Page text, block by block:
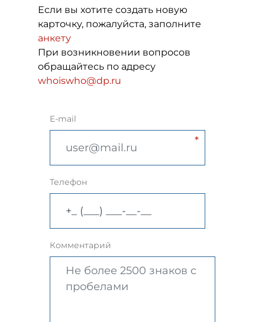
Если вы хотите создать новую
карточку, пожалуйста, заполните
анкету
При возникновении вопросов
обращайтесь по адресу
whoiswho@dp.ru
E-mail
Телефон
Комментарий